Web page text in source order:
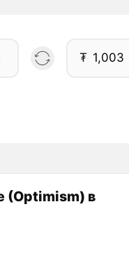
₮
(Optimism) в